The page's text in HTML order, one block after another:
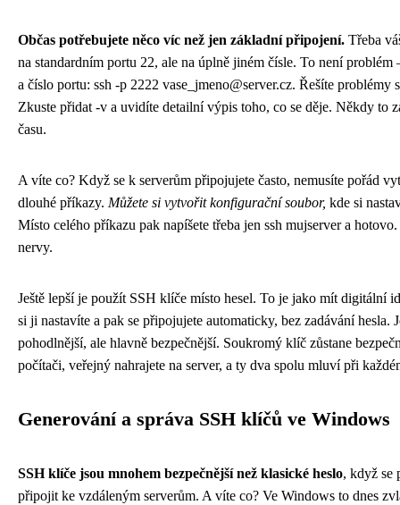
Občas potřebujete něco víc než jen základní připojení. Třeba
na standardním portu 22, ale na úplně jiném čísle. To není problém
a číslo portu: ssh -p 2222 vase_jmeno@server.cz. Řešíte problémy
Zkuste přidat -v a uvidíte detailní výpis toho, co se děje. Někdy to
času.
A víte co? Když se k serverům připojujete často, nemusíte pořád
dlouhé příkazy. Můžete si vytvořit konfigurační soubor, kde si
Místo celého příkazu pak napíšete třeba jen ssh mujserver a
nervy.
Ještě lepší je použít SSH klíče místo hesel. To je jako mít digitální
si ji nastavíte a pak se připojujete automaticky, bez zadávání hesla.
pohodlnější, ale hlavně bezpečnější. Soukromý klíč zůstane
počítači, veřejný nahrajete na server, a ty dva spolu mluví při
Generování a správa SSH klíčů ve Windows
SSH klíče jsou mnohem bezpečnější než klasické heslo, když se
připojit ke vzdáleným serverům. A víte co? Ve Windows to dnes